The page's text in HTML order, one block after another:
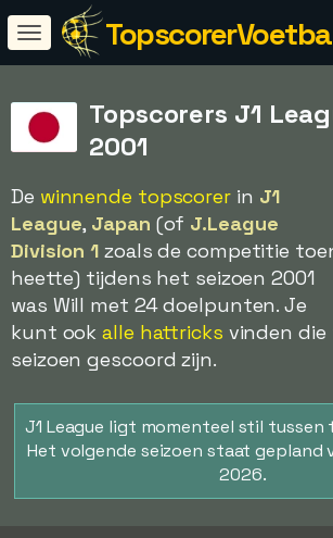
Topscorers J1
2001
De winnende topscorerin J1
League, Japan (of J.League
Division 1 zoals de competitie
heette) tijdens het seizoen 2001
was Will met 24 doelpunten. Je
kunt ookalle hattricks vinden
seizoen gescoord zijn.
J1 League ligt momenteel stil tussen
Het volgende seizoen staat gepland
2026.